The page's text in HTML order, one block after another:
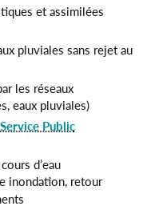
et assimilées
pluviales sans rejet au
les réseaux
eaux pluviales)
Public
d’eau
inondation, retour